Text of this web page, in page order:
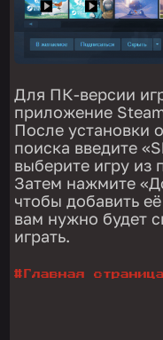
Для ПК-версии
приложение
После установки
поиска введите
выберите игру из
Затем нажмите
чтобы добавить
вам нужно будет
играть.
# Главная страница